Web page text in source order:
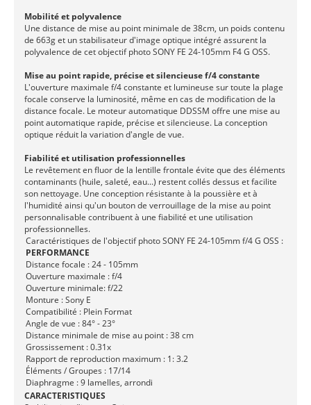
Mobilité et polyvalence
Une distance de mise au point minimale de 38cm, un poids contenu
de 663g et un stabilisateur d'image optique intégré assurent la
polyvalence de cet objectif photo SONY FE 24-105mm F4 G OSS.
Mise au point rapide, précise et silencieuse f/4 constante
L'ouverture maximale f/4 constante et lumineuse sur toute la plage
focale conserve la luminosité, même en cas de modification de la
distance focale. Le moteur automatique DDSSM offre une mise au
point automatique rapide, précise et silencieuse. La conception
optique réduit la variation d'angle de vue.
Fiabilité et utilisation professionnelles
Le revêtement en fluor de la lentille frontale évite que des éléments
contaminants (huile, saleté, eau...) restent collés dessus et facilite
son nettoyage. Une conception résistante à la poussière et à
l'humidité ainsi qu'un bouton de verrouillage de la mise au point
personnalisable contribuent à une fiabilité et une utilisation
professionnelles.
Caractéristiques de l'objectif photo SONY FE 24-105mm f/4 G OSS :
PERFORMANCE
Distance focale : 24 - 105mm
Ouverture maximale : f/4
Ouverture minimale: f/22
Monture : Sony E
Compatibilité : Plein Format
Angle de vue : 84° - 23°
Distance minimale de mise au point : 38 cm
Grossissement : 0.31x
Rapport de reproduction maximum : 1: 3.2
Éléments / Groupes : 17/14
Diaphragme : 9 lamelles, arrondi
CARACTERISTIQUES